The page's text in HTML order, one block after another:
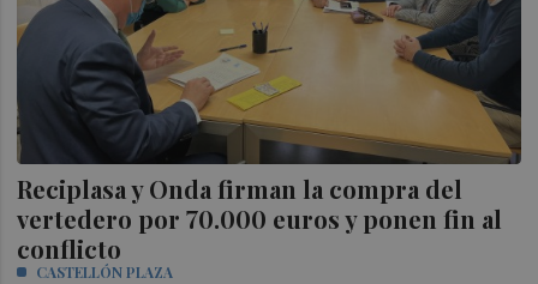
Reciplasa y Onda firman la compra del
vertedero por 70.000 euros y ponen fin al
conflicto
CASTELLÓN PLAZA